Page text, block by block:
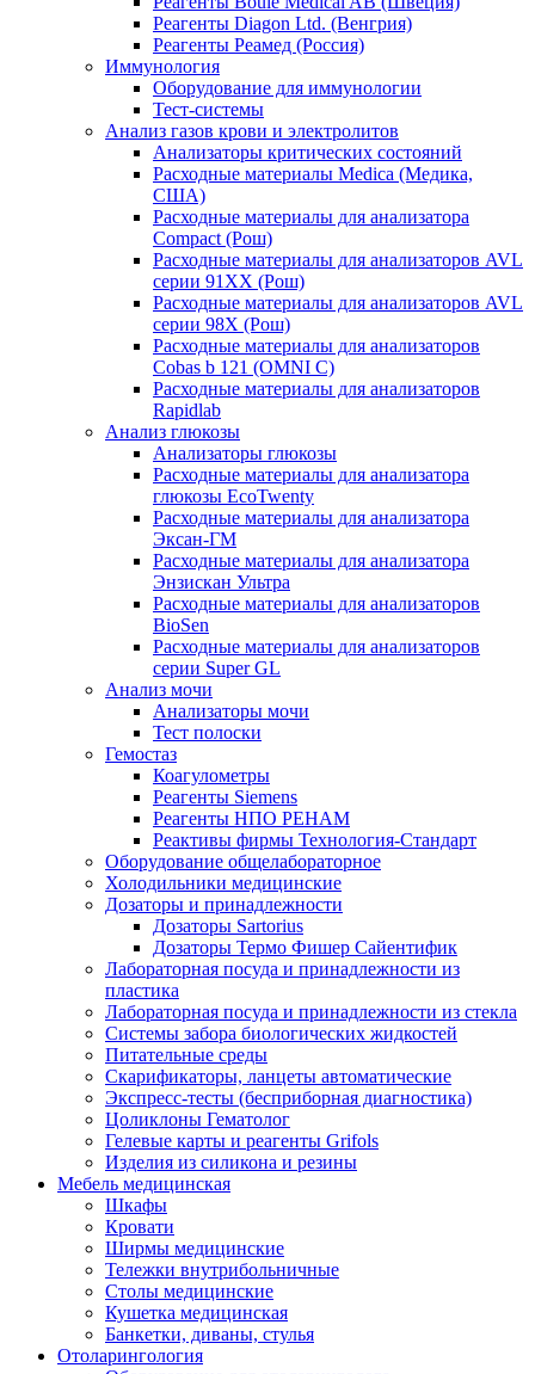
Реагенты Diagon Ltd. (Венгрия)
Реагенты Реамед (Россия)
Иммунология
Оборудование для иммунологии
Тест-системы
Анализ газов крови и электролитов
Анализаторы критических состояний
Расходные материалы Medica (Медика,
США)
Расходные материалы для анализатора
Compact (Рош)
Расходные материалы для анализаторов AVL
серии 91ХХ (Рош)
Расходные материалы для анализаторов AVL
серии 98Х (Рош)
Расходные материалы для анализаторов
Cobas b 121 (OMNI C)
Расходные материалы для анализаторов
Rapidlab
Анализ глюкозы
Анализаторы глюкозы
Расходные материалы для анализатора
глюкозы EcoTwenty
Расходные материалы для анализатора
Эксан-ГМ
Расходные материалы для анализатора
Энзискан Ультра
Расходные материалы для анализаторов
BioSen
Расходные материалы для анализаторов
серии Super GL
Анализ мочи
Анализаторы мочи
Тест полоски
Гемостаз
Коагулометры
Реагенты Siemens
Реагенты НПО РЕНАМ
Реактивы фирмы Технология-Стандарт
Оборудование общелабораторное
Холодильники медицинские
Дозаторы и принадлежности
Дозаторы Sartorius
Дозаторы Термо Фишер Сайентифик
Лабораторная посуда и принадлежности из
пластика
Лабораторная посуда и принадлежности из стекла
Системы забора биологических жидкостей
Питательные среды
Скарификаторы, ланцеты автоматические
Экспресс-тесты (бесприборная диагностика)
Цоликлоны Гематолог
Гелевые карты и реагенты Grifols
Изделия из силикона и резины
Мебель медицинская
Шкафы
Кровати
Ширмы медицинские
Тележки внутрибольничные
Столы медицинские
Кушетка медицинская
Банкетки, диваны, стулья
Отоларингология